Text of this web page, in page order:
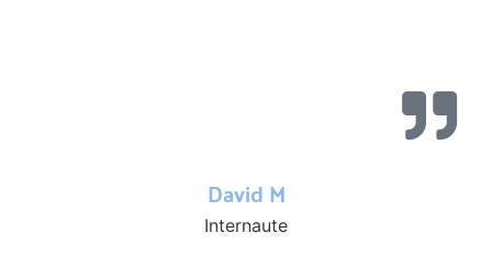
David M
Internaute